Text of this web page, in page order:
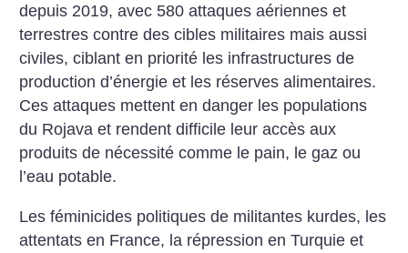
depuis 2019, avec 580 attaques aériennes et
terrestres contre des cibles militaires mais aussi
civiles, ciblant en priorité les infrastructures de
production d’énergie et les réserves alimentaires.
Ces attaques mettent en danger les populations
du Rojava et rendent difficile leur accès aux
produits de nécessité comme le pain, le gaz ou
l’eau potable.
Les féminicides politiques de militantes kurdes, les
attentats en France, la répression en Turquie et